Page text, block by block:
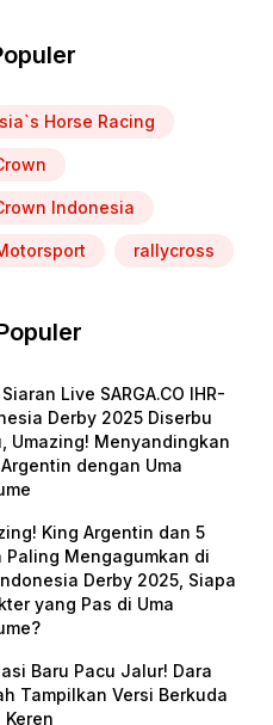
Horse Racing
Indonesia
rallycross
Live SARGA.CO IHR-
Derby 2025 Diserbu
Umazing! Menyandingkan
dengan Uma
King Argentin dan 5
Paling Mengagumkan di
Derby 2025, Siapa
yang Pas di Uma
Baru Pacu Jalur! Dara
Tampilkan Versi Berkuda